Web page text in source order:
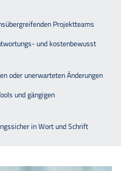
Projektteams
und kostenbewusst
oder unerwarteten Änderungen
und gängigen
in Wort und Schrift